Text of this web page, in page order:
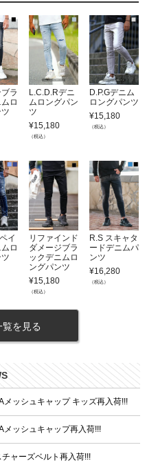
ラ
ロ
L.C.D.Rデニ
ムロングパン
ツ
¥15,180
（税込）
D.P.Gデニム
ロングパンツ
¥15,180
（税込）
イ
ロ
リファインド
ダメージブラ
ックデニムロ
ングパンツ
¥15,180
（税込）
R.S スキャタ
ードデニムパ
ンツ
¥16,280
（税込）
覧を見る
メッシュキャップ キッズ再入荷!!!
メッシュキャップ再入荷!!!
ャーズベルト再入荷!!!